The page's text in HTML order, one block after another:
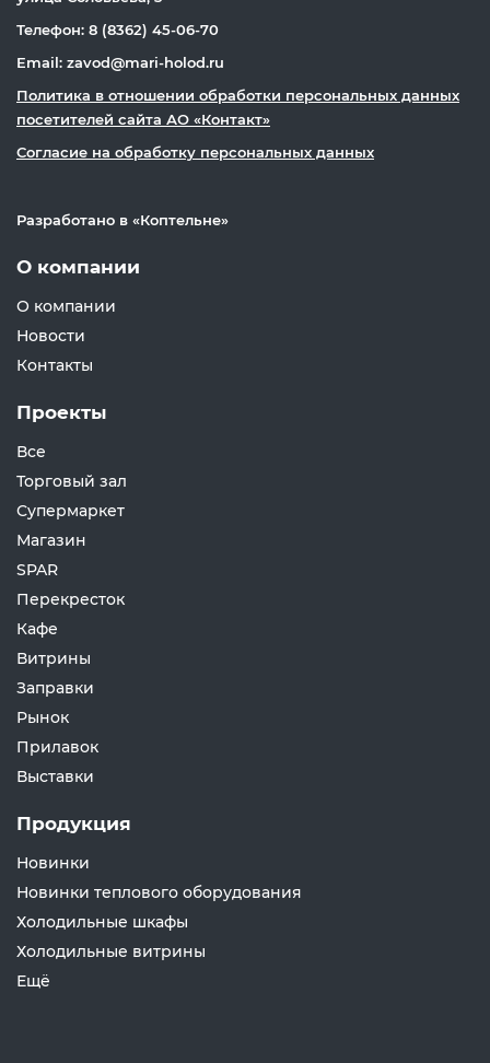
Телефон: 8 (8362) 45-06-70
Email: zavod@mari-holod.ru
Политика в отношении обработки персональных данных
посетителей сайта АО «Контакт»
Согласие на обработку персональных данных
Разработано в «Коптельне»
О компании
О компании
Новости
Контакты
Проекты
Все
Торговый зал
Супермаркет
Магазин
SPAR
Перекресток
Кафе
Витрины
Заправки
Рынок
Прилавок
Выставки
Продукция
Новинки
Новинки теплового оборудования
Холодильные шкафы
Холодильные витрины
Ещё